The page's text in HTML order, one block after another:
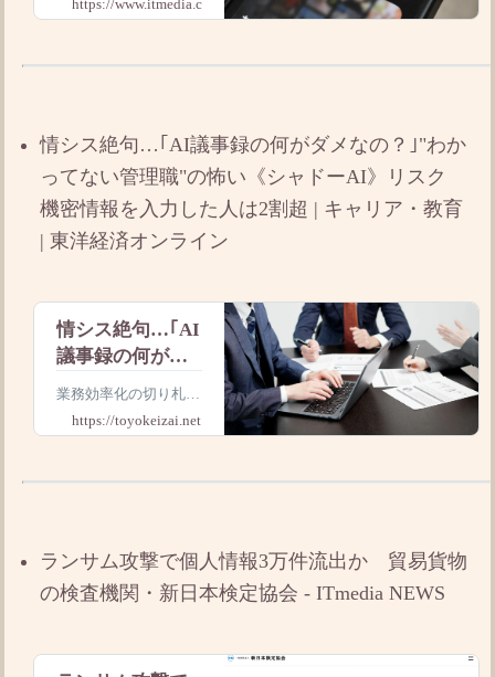
サービス”の功罪
Real（ビーリアル）」
件。なぜ青年層は、Be
https://www.itmedia.co.jp
情シス絶句…｢AI議事録の何がダメなの？｣"わか
ってない管理職"の怖い《シャドーAI》リスク
機密情報を入力した人は2割超 | キャリア・教育
| 東洋経済オンライン
情シス絶句…｢AI
議事録の何がダ
メなの？｣わかっ
怖い《シャドー
密情報を入力し
業務効率化の切り札と
して注目される生成A
I。しかし､その便利さ
ャドーAI利用が日本企
れるリスク､企業はど
こまで許容し､
https://toyokeizai.net
ランサム攻撃で個人情報3万件流出か 貿易貨物
の検査機関・新日本検定協会 - ITmedia NEWS